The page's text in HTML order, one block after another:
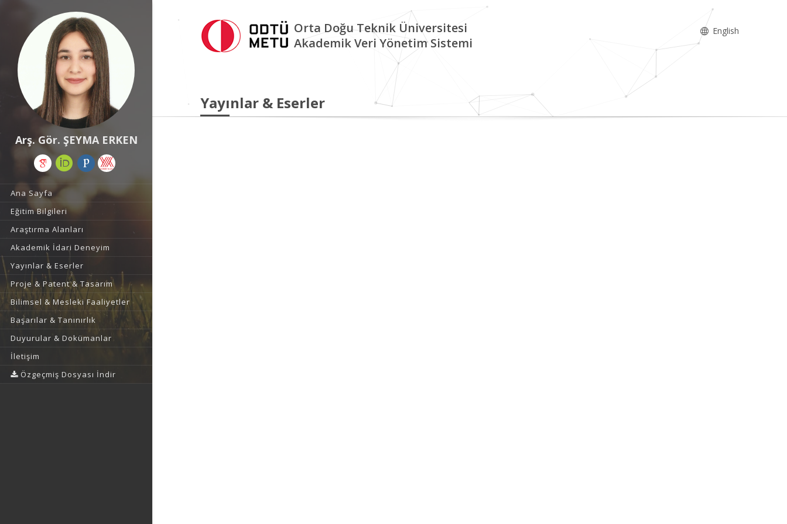
Arş. Gör. ŞEYMA ERKEN
Ana Sayfa
Eğitim Bilgileri
Araştırma Alanları
Akademik İdari Deneyim
Yayınlar & Eserler
Proje & Patent & Tasarım
Bilimsel & Mesleki Faaliyetler
Başarılar & Tanınırlık
Duyurular & Dokümanlar
İletişim
Özgeçmiş Dosyası İndir
Orta Doğu Teknik Üniversitesi
Akademik Veri Yönetim Sistemi
English
Yayınlar & Eserler